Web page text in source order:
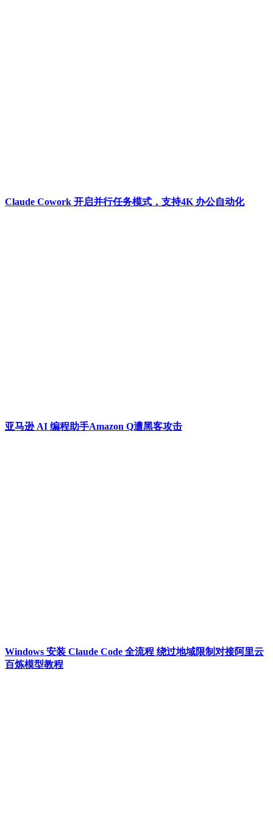
Claude Cowork 开启并行任务模式，支持4K 办公自动化
亚马逊 AI 编程助手Amazon Q遭黑客攻击
Windows 安装 Claude Code 全流程 绕过地域限制对接阿里云
百炼模型教程